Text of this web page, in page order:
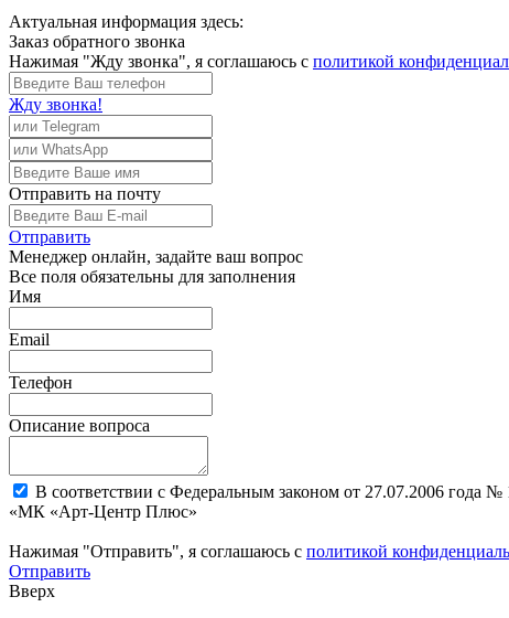
Актуальная информация здесь:
Заказ обратного звонка
Нажимая "Жду звонка", я соглашаюсь с политикой
Жду звонка!
Отправить на почту
Отправить
Менеджер онлайн, задайте ваш вопрос
Все поля обязательны для заполнения
Имя
Email
Телефон
Описание вопроса
В соответствии с Федеральным законом от 27.07.2006 года
«МК «Арт-Центр Плюс»
Нажимая "Отправить", я соглашаюсь с политикой
Отправить
Вверх